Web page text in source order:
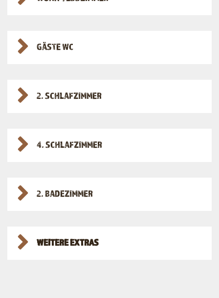
GÄSTE WC
2. SCHLAFZIMMER
4. SCHLAFZIMMER
2. BADEZIMMER
WEITERE EXTRAS